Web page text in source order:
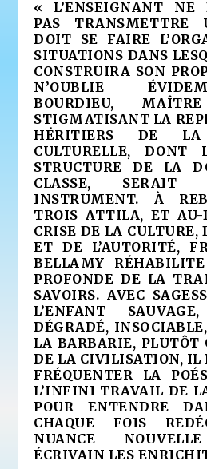
« L’ENSEIGNANT NE
PAS TRANSMETTRE
DOIT SE FAIRE
SITUATIONS DANS
CONSTRUIRA SON
N’OUBLIE
BOURDIEU,
STIGMATISANT LA
HÉRITIERS DE LA
CULTURELLE, DONT
STRUCTURE DE LA
CLASSE, SERAIT
INSTRUMENT. À
TROIS ATTILA, ET AU-
CRISE DE LA CULTURE,
ET DE L’AUTORITÉ,
BELLAMY
PROFONDE DE LA
SAVOIRS. AVEC
L’ENFANT
DÉGRADÉ,
LA BARBARIE, PLUTÔT
DE LA CIVILISATION, IL
FRÉQUENTER LA
L’INFINI TRAVAIL DE
POUR ENTENDRE
CHAQUE FOIS
NUANCE
ÉCRIVAIN LES